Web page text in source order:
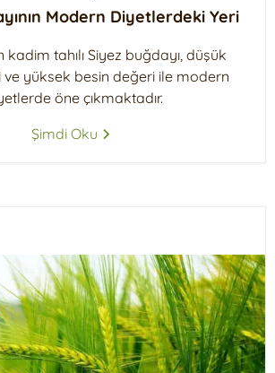
Modern Diyetlerdeki Yeri
tahılı Siyez buğdayı, düşük
ve yüksek besin değeri ile modern
öne çıkmaktadır.
Şimdi Oku